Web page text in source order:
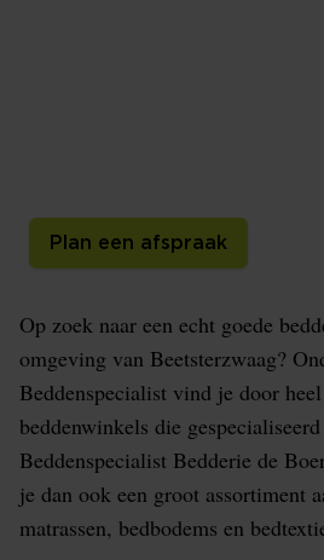
Plan een afspraak
Op zoek naar een echt goede
omgeving van Beetsterzwaag?
Beddenspecialist vind je door
beddenwinkels die
Beddenspecialist Bedderie de
je dan ook een groot assortiment
matrassen, bedbodems en